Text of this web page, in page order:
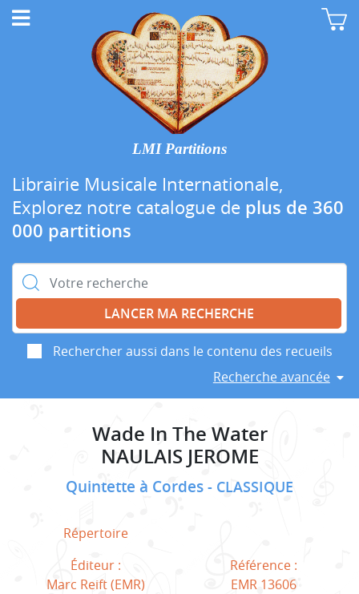
LMI Partitions
Librairie Musicale Internationale,
Explorez notre catalogue de plus de 360
000 partitions
Rechercher :
Rechercher aussi dans le contenu des recueils
Recherche avancée
Wade In The Water
NAULAIS JEROME
Quintette à Cordes CLASSIQUE
Répertoire
Éditeur :
Marc Reift (EMR)
Référence :
EMR 13606